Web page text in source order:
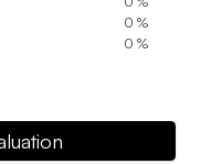
0 %
0 %